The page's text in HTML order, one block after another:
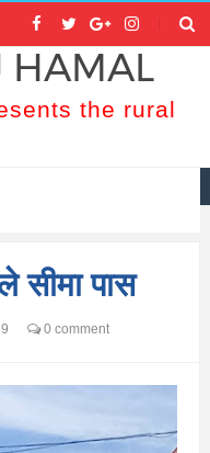
HAMAL
the rural
सीमा पास
0 comment